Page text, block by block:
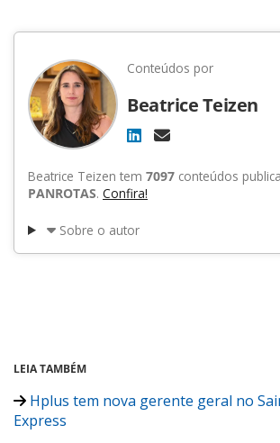
Conteúdos por
Beatrice Teizen
Beatrice Teizen tem 7097 conteúdos
PANROTAS. Confira!
Sobre o autor
LEIA TAMBÉM
Hplus tem nova gerente geral no
Express